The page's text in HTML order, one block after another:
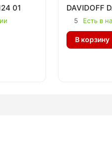
01 DAVIDOFF
5 Есть в
В корзину